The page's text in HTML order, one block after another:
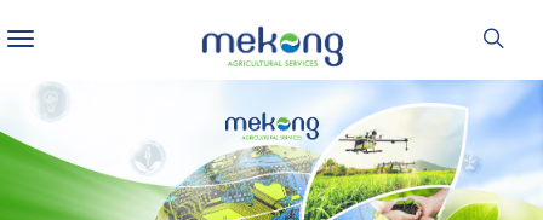
Toggle